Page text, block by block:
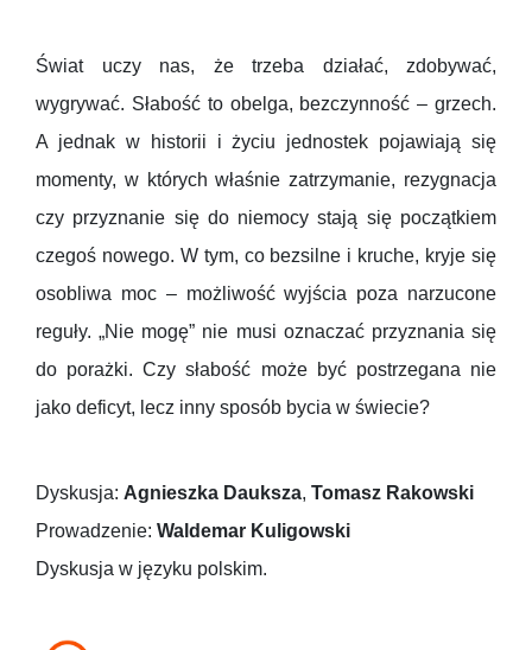
Świat uczy nas, że trzeba działać, zdobywać,
wygrywać. Słabość to obelga, bezczynność – grzech.
A jednak w historii i życiu jednostek pojawiają się
momenty, w których właśnie zatrzymanie, rezygnacja
czy przyznanie się do niemocy stają się początkiem
czegoś nowego. W tym, co bezsilne i kruche, kryje się
osobliwa moc – możliwość wyjścia poza narzucone
reguły. „Nie mogę” nie musi oznaczać przyznania się
do porażki. Czy słabość może być postrzegana nie
jako deficyt, lecz inny sposób bycia w świecie?
Dyskusja: Agnieszka Dauksza, Tomasz Rakowski
Prowadzenie: Waldemar Kuligowski
Dyskusja w języku polskim.